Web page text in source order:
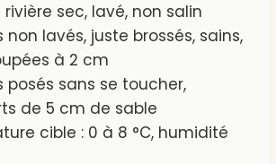
rivière sec, lavé, non salin
non lavés, juste brossés, sains,
à 2 cm
posés sans se toucher,
de 5 cm de sable
cible : 0 à 8 °C, humidité